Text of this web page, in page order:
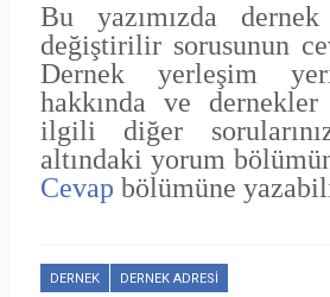
Bu yazımızda
değiştirilir sorusunun
Dernek yerleşim
hakkında ve
ilgili diğer
altındaki yorum
Cevap bölümüne
DERNEK DERNEK ADRESI